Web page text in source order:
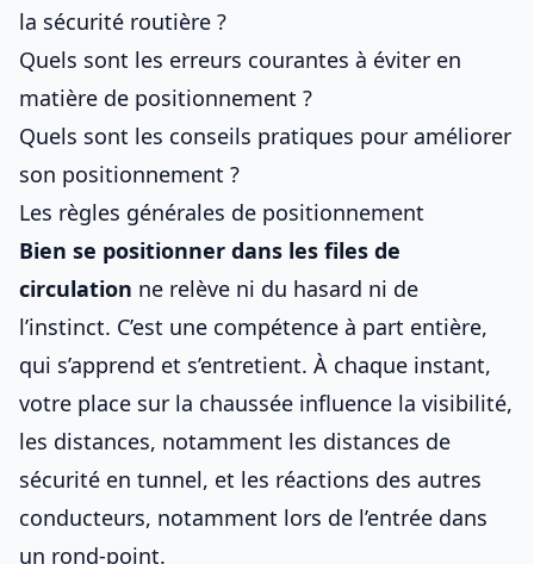
la sécurité routière ?
Quels sont les erreurs courantes à éviter en
matière de positionnement ?
Quels sont les conseils pratiques pour améliorer
son positionnement ?
Les règles générales de positionnement
Bien se positionner dans les files de
circulation ne relève ni du hasard ni de
l’instinct. C’est une compétence à part entière,
qui s’apprend et s’entretient. À chaque instant,
votre place sur la chaussée influence la visibilité,
les distances, notamment les distances de
sécurité en tunnel, et les réactions des autres
conducteurs, notamment lors de l’entrée dans
un rond-point.